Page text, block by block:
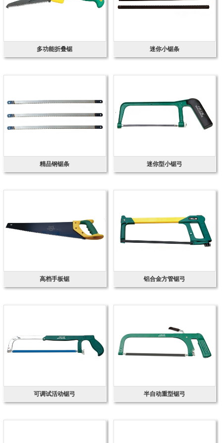
多功能折叠锯 迷你小锯条
精品钢锯条 迷你型小锯弓
高档手板锯 铝合金方管锯弓
可调试活动锯弓 半自动重型锯弓